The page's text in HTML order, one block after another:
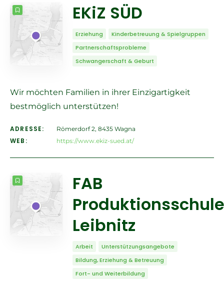
EKiZ SÜD
Erziehung
Kinderbetreuung & Spielgruppen
Partnerschaftsprobleme
Schwangerschaft & Geburt
Wir möchten Familien in ihrer Einzigartigkeit
bestmöglich unterstützen!
ADRESSE: Römerdorf 2, 8435 Wagna
WEB: https://www.ekiz-sued.at/
FAB
Produktionsschule
Leibnitz
Arbeit
Unterstützungsangebote
Bildung, Erziehung & Betreuung
Fort- und Weiterbildung